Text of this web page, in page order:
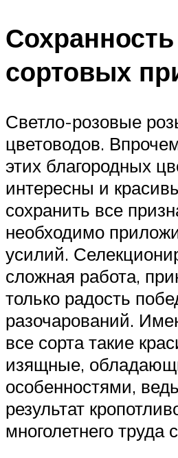
Сохранность
сортовых
Светло-розовые
цветоводов.
этих благородных
интересны и
сохранить все
необходимо
усилий.
сложная работа,
только радость
разочарований.
все сорта такие
изящные,
особенностями,
результат
многолетнего труда